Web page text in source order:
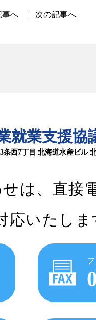
事へ 次の記事へ
就業支援協
条西7丁目 北海道水産ビル
は、 直接
応いたしま